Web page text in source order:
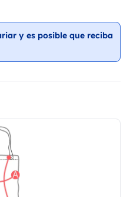
y es posible que reciba